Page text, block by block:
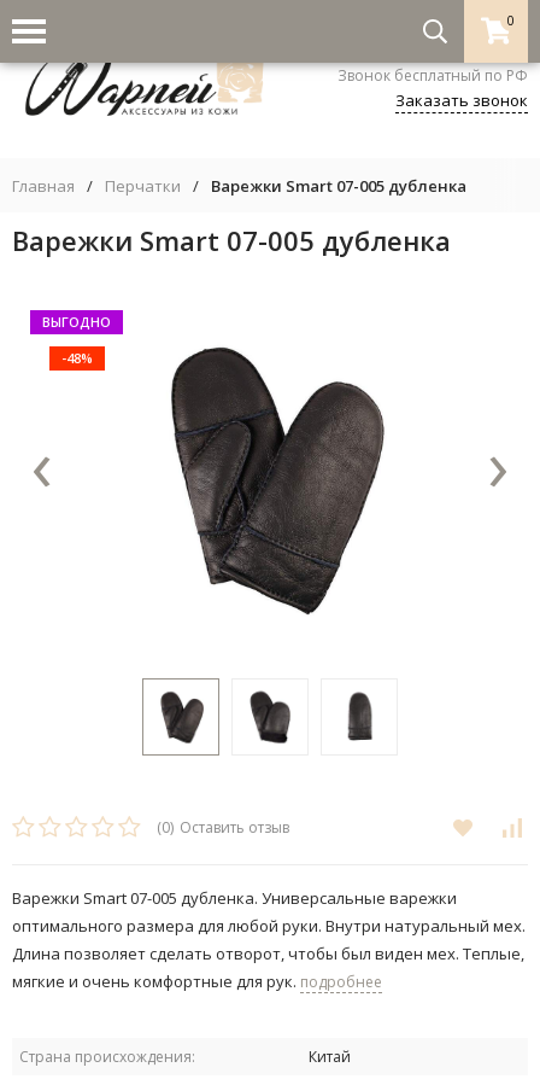
0
8-800-333-5530
Звонок бесплатный по РФ
Заказать звонок
Главная / Перчатки / Варежки Smart 07-005 дубленка
Варежки Smart 07-005 дубленка
ВЫГОДНО
-48%
‹ ›
(0) Оставить отзыв
Варежки Smart 07-005 дубленка. Универсальные варежки
оптимального размера для любой руки. Внутри натуральный мех.
Длина позволяет сделать отворот, чтобы был виден мех. Теплые,
мягкие и очень комфортные для рук. подробнее
Страна происхождения:
Китай